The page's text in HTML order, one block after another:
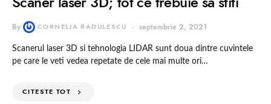
By CORNELIA RADULESCU septembrie 2, 2021
Scanerul laser 3D si tehnologia LIDAR sunt doua dintre cuvintele
pe care le veti vedea repetate de cele mai multe ori…
CITESTE TOT